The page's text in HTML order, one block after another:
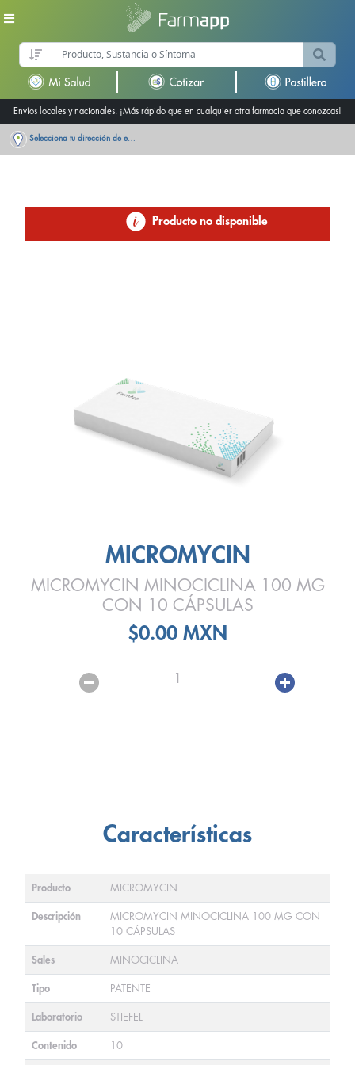
Envíos locales y nacionales. ¡Más rápido que en cualquier otra farmacia que conozcas!
Selecciona tu dirección de entrega
Producto no disponible
MICROMYCIN
MICROMYCIN MINOCICLINA 100 MG
CON 10 CÁPSULAS
$0.00 MXN
1
Características
Producto MICROMYCIN
Descripción
MICROMYCIN MINOCICLINA 100 MG CON
10 CÁPSULAS
Sales MINOCICLINA
Tipo PATENTE
Laboratorio STIEFEL
Contenido 10